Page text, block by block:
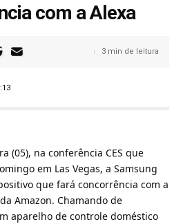
com a Alexa
3 min de leitura
(05), na conferência CES que
em Las Vegas, a Samsung
que fará concorrência com a
Amazon. Chamando de
aparelho de controle doméstico